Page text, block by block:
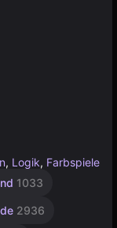
, Logik, Farbspiele
1033
2936